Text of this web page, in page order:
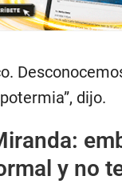
dijo.
y no